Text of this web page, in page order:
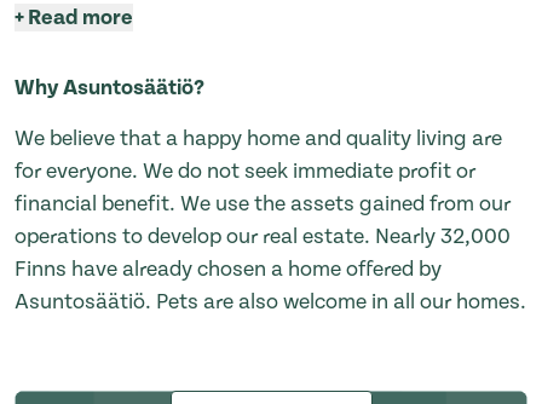
+Read more
Why Asuntosäätiö?
We believe that a happy home and quality living are
for everyone. We do not seek immediate profit or
financial benefit. We use the assets gained from our
operations to develop our real estate. Nearly 32,000
Finns have already chosen a home offered by
Asuntosäätiö. Pets are also welcome in all our homes.